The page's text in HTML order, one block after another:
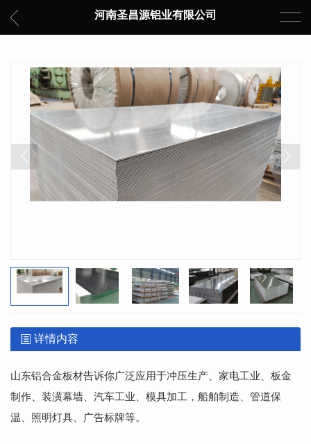
河南圣昌源铝业有限公司
详情内容
山东铝合金板材告诉你广泛应用于冲压生产、家电工业、板金
制作、装潢幕墙、汽车工业、模具加工，船舶制造、管道保
温、照明灯具、广告标牌等。